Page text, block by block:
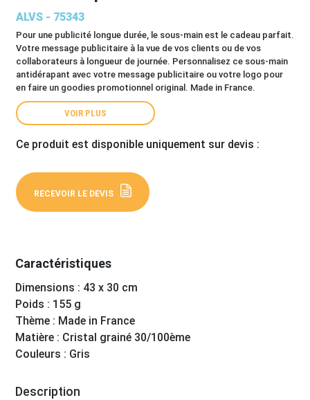
ALVS - 75343
Pour une publicité longue durée, le sous-main est le cadeau parfait.
Votre message publicitaire à la vue de vos clients ou de vos
collaborateurs à longueur de journée. Personnalisez ce sous-main
antidérapant avec votre message publicitaire ou votre logo pour
en faire un goodies promotionnel original. Made in France.
VOIR PLUS
Ce produit est disponible uniquement sur devis :
RECEVOIR LE DEVIS
Caractéristiques
Dimensions : 43 x 30 cm
Poids : 155 g
Thème : Made in France
Matière : Cristal grainé 30/100ème
Couleurs : Gris
Description